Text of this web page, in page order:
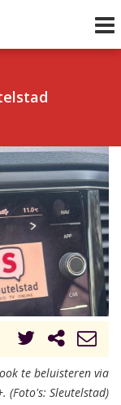
Volgend uur
te beluisteren via
(Foto's: Sleutelstad)